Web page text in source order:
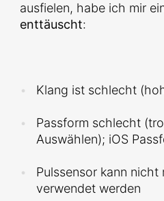
ausfielen, habe ich mir
enttäuscht:
Klang ist schlecht
Passform schlecht
Auswählen); iOS
Pulssensor kann nicht
verwendet werden